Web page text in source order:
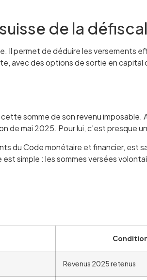
de la
Il permet de déduire les versements
avec des options de sortie en capital
somme de son revenu imposable.
de mai 2025. Pour lui, c’est presque
du Code monétaire et financier, est
simple : les sommes versées
Revenus 2025 retenus